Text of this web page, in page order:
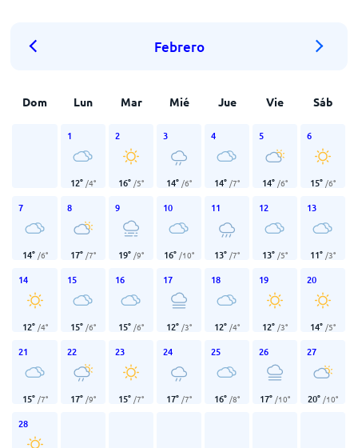
Febrero
Dom Lun Mar Mié Jue Vie Sáb
1
12° /4°
2
16° /5°
3
14° /6°
4
14° /7°
5
14° /6°
6
15° /6°
7
14° /6°
8
17° /7°
9
19° /9°
10
16° /10°
11
13° /7°
12
13° /5°
13
11° /3°
14
12° /4°
15
15° /6°
16
15° /6°
17
12° /3°
18
12° /4°
19
12° /3°
20
14° /5°
21
15° /7°
22
17° /9°
23
15° /7°
24
17° /7°
25
16° /8°
26
17° /10°
27
20° /10°
28